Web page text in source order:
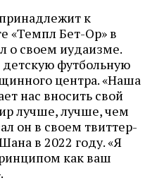
к
«Темпл Бет-Ор» в
о своем иудаизме.
детскую футбольную
центра. «Наша
нас вносить свой
лучше, лучше, чем
он в своем твиттер-
в 2022 году. «Я
как ваш